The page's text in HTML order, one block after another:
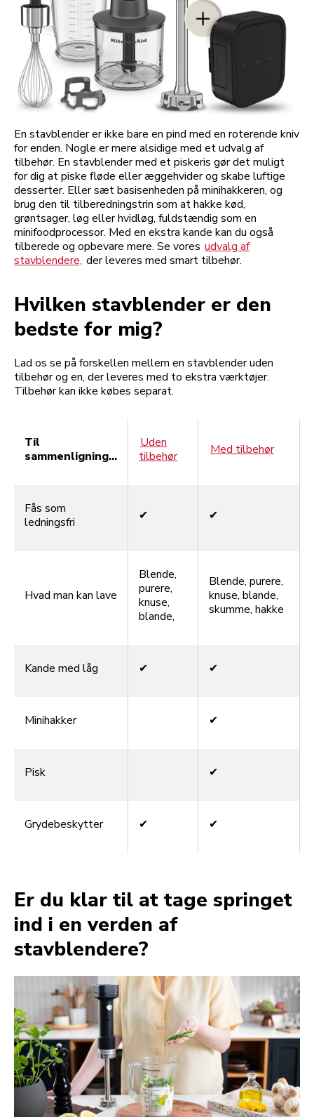
En stavblender er ikke bare en pind med en roterende kniv
for enden. Nogle er mere alsidige med et udvalg af
tilbehør. En stavblender med et piskeris gør det muligt
for dig at piske fløde eller æggehvider og skabe luftige
desserter. Eller sæt basisenheden på minihakkeren, og
brug den til tilberedningstrin som at hakke kød,
grøntsager, løg eller hvidløg, fuldstændig som en
minifoodprocessor. Med en ekstra kande kan du også
tilberede og opbevare mere. Se vores udvalg af
stavblendere, der leveres med smart tilbehør.
Hvilken stavblender er den
bedste for mig?
Lad os se på forskellen mellem en stavblender uden
tilbehør og en, der leveres med to ekstra værktøjer.
Tilbehør kan ikke købes separat.
Til
sammenligning...
Uden
tilbehør
Med tilbehør
Fås som
ledningsfri
✔ ✔
Hvad man kan lave
Blende,
purere,
knuse,
blande,
Blende, purere,
knuse, blande,
skumme, hakke
Kande med låg ✔ ✔
Minihakker ✔
Pisk ✔
Grydebeskytter ✔ ✔
Er du klar til at tage springet
ind i en verden af
stavblendere?